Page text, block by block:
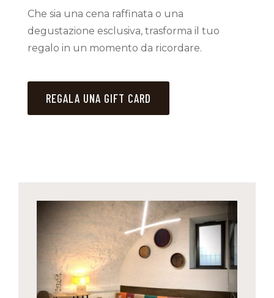
Che sia una cena raffinata o una
degustazione esclusiva, trasforma il tuo
regalo in un momento da ricordare.
REGALA UNA GIFT CARD